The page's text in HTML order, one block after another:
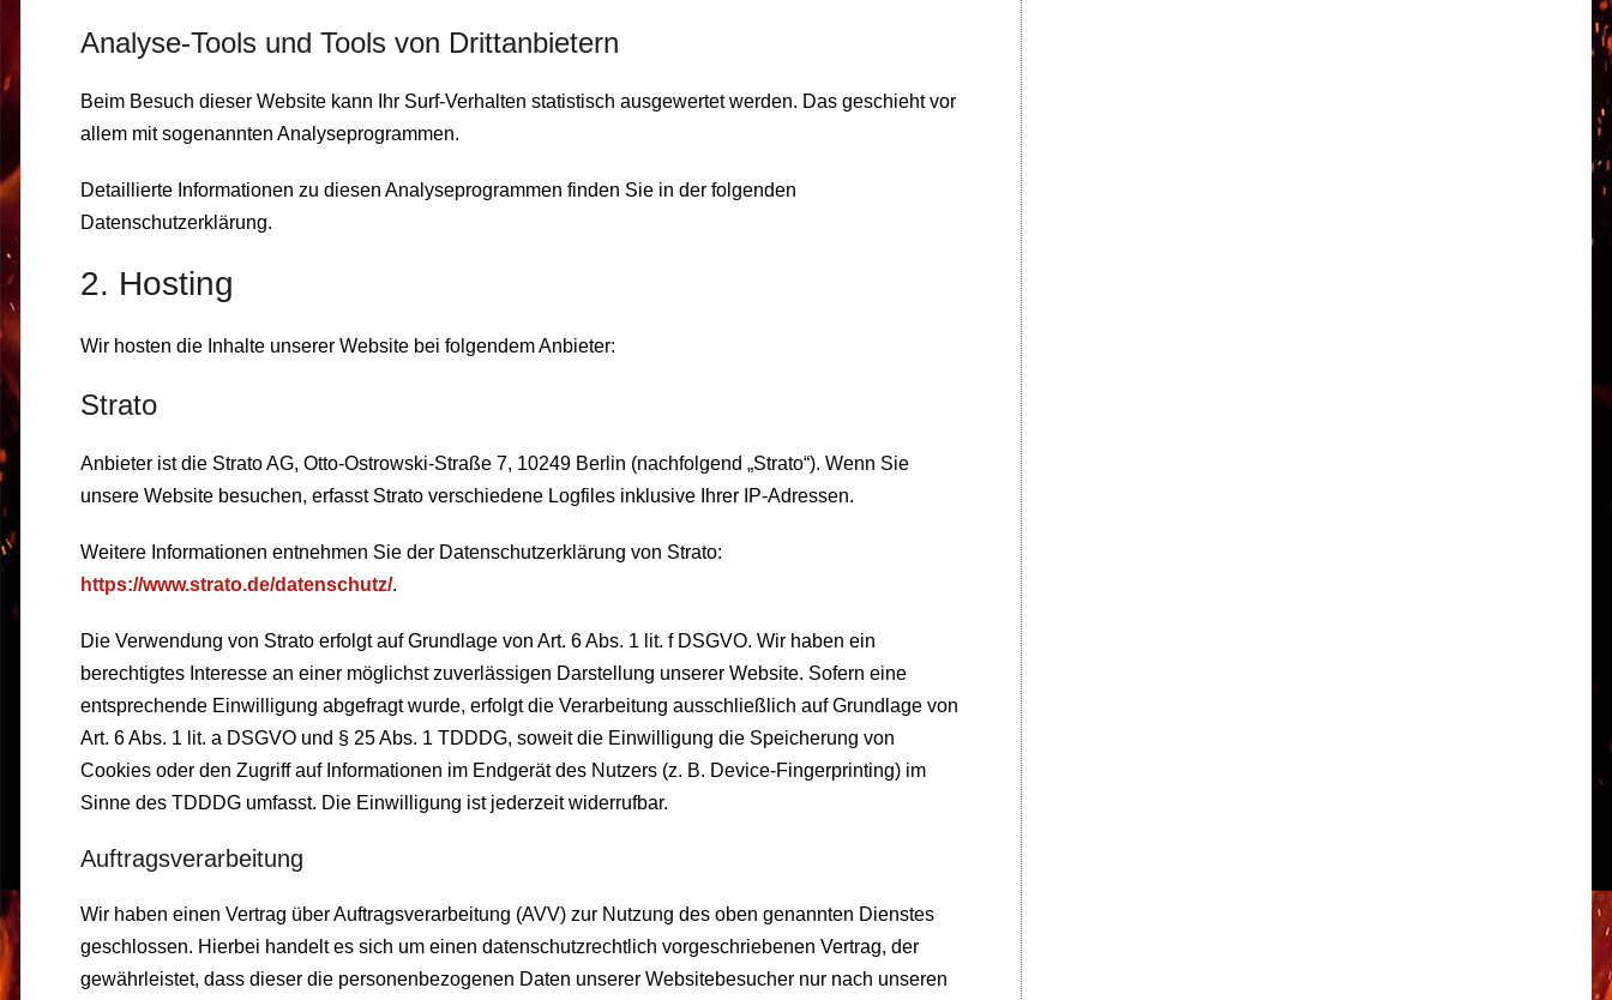
Analyse-Tools und Tools von Dritt­anbietern
Beim Besuch dieser Website kann Ihr Surf-Verhalten statistisch ausgewertet werden. Das geschieht vor
allem mit sogenannten Analyseprogrammen.
Detaillierte Informationen zu diesen Analyseprogrammen finden Sie in der folgenden
Datenschutzerklärung.
2. Hosting
Wir hosten die Inhalte unserer Website bei folgendem Anbieter:
Strato
Anbieter ist die Strato AG, Otto-Ostrowski-Straße 7, 10249 Berlin (nachfolgend „Strato“). Wenn Sie
unsere Website besuchen, erfasst Strato verschiedene Logfiles inklusive Ihrer IP-Adressen.
Weitere Informationen entnehmen Sie der Datenschutzerklärung von Strato:
https://www.strato.de/datenschutz/.
Die Verwendung von Strato erfolgt auf Grundlage von Art. 6 Abs. 1 lit. f DSGVO. Wir haben ein
berechtigtes Interesse an einer möglichst zuverlässigen Darstellung unserer Website. Sofern eine
entsprechende Einwilligung abgefragt wurde, erfolgt die Verarbeitung ausschließlich auf Grundlage von
Art. 6 Abs. 1 lit. a DSGVO und § 25 Abs. 1 TDDDG, soweit die Einwilligung die Speicherung von
Cookies oder den Zugriff auf Informationen im Endgerät des Nutzers (z. B. Device-Fingerprinting) im
Sinne des TDDDG umfasst. Die Einwilligung ist jederzeit widerrufbar.
Auftragsverarbeitung
Wir haben einen Vertrag über Auftragsverarbeitung (AVV) zur Nutzung des oben genannten Dienstes
geschlossen. Hierbei handelt es sich um einen datenschutzrechtlich vorgeschriebenen Vertrag, der
gewährleistet, dass dieser die personenbezogenen Daten unserer Websitebesucher nur nach unseren